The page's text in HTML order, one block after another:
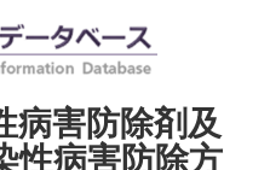
病害防除剤及
性病害防除方